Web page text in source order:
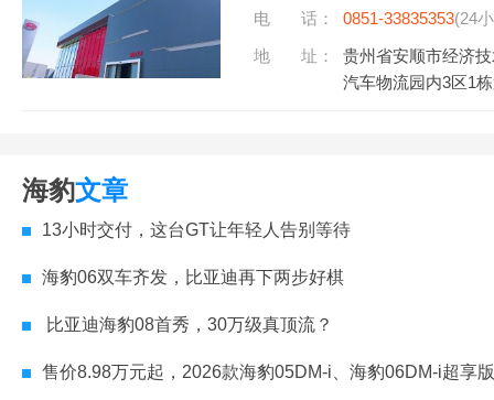
电 话： 0851-33835353(24
地 址：
贵州省安顺市经济
汽车物流园内3区1
海豹文章
13小时交付，这台GT让年轻人告别等待
海豹06双车齐发，比亚迪再下两步好棋
比亚迪海豹08首秀，30万级真顶流？
售价8.98万元起，2026款海豹05DM-i、海豹06DM-i超享版加推长续